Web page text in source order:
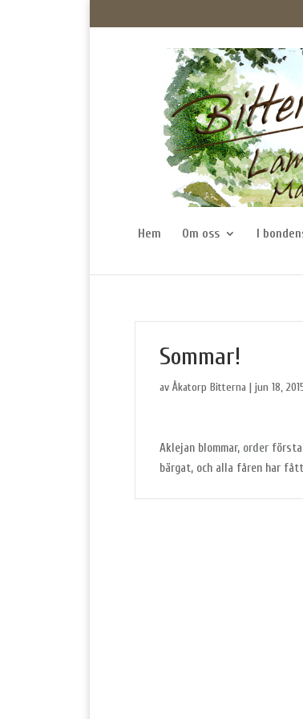
Hem Om oss I
Sommar!
av Åkatorp Bitterna | jun 18,
Aklejan blommar, orderförsta
bärgat, och alla fåren har